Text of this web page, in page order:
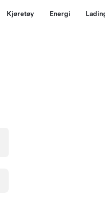
Kjøretøy Energi